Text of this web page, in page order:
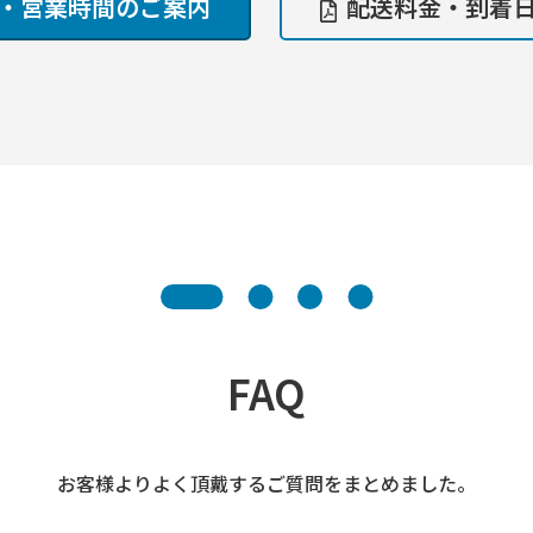
FAQ
お客様よりよく頂戴するご質問をまとめました。